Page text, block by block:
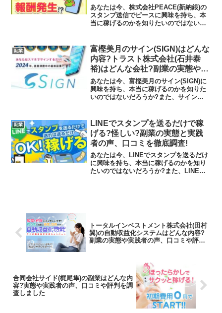
評判を調査しました
あなたは今、株式会社PEACE(新納銀)の
スタンプ送信でピースに興味を持ち、本
当に稼げるのかを知りたいのではないだ
るのではないだろうか？答えを言うと、
あなたがスタンプ...
副業
富樫美月のサイン(SIGN)はどんな
内容?トラスト株式会社(石井泰
裕)はどんな会社?副業の実態や実
践者の声、口コミや評判を調査し
ました
あなたは今、富樫美月のサイン(SIGN)に
興味を持ち、本当に稼げるのかを知りた
いのではないだろうか?また、サイン
を言うと、サインをするだけで稼げる可
能性はありませ...
副業
LINEでスタンプを送るだけで稼
げる?怪しい?副業の実態と実践
者の声、口コミを徹底調査!
あなたは今、LINEでスタンプを送るだけ
に興味を持ち、本当に稼げるのかを知り
たいのではないだろうか?また、LINEで
トータルインベストメント株式会社(田村
翼)の自動収益化システムはどんな内容?
副業の実態や実践者の声、口コミや評判
合同会社サイド(梶尾隼)の副業はどんな内
容?実態や実践者の声、口コミや評判を調
査しました